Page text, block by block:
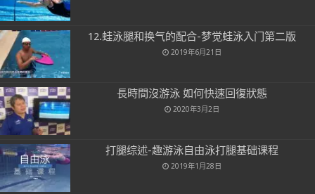
12.蛙泳腿和换气的配合-梦觉蛙泳入门第二版
2019年6月21日
長時間沒游泳 如何快速回復狀態
2020年3月2日
打腿综述-趣游泳自由泳打腿基础课程
2019年1月28日